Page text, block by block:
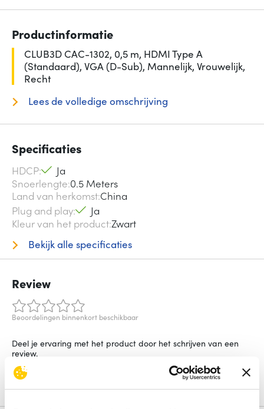
Productinformatie
CLUB3D CAC-1302, 0,5 m, HDMI Type A
(Standaard), VGA (D-Sub), Mannelijk, Vrouwelijk,
Recht
Lees de volledige omschrijving
Specificaties
HDCP
Ja
Snoerlengte 0.5 Meters
Land van herkomst China
Plug and play
Ja
Kleur van het productZwart
Bekijk alle specificaties
Review
Beoordelingen binnenkort beschikbaar
Deel je ervaring met het product door het schrijven van een
review.
Schrijf een review